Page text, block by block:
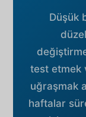
Düşük
test etmek
uğraşmak
haftalar